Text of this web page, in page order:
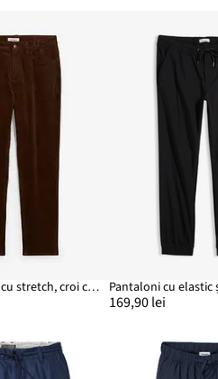
Pantaloni reiați cu stretch, croi confortabil, slim fit
169,90 lei